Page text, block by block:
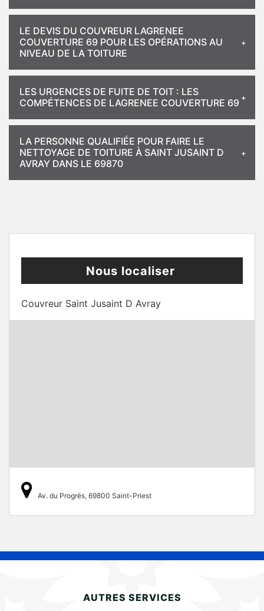
LE DEVIS DU COUVREUR LAGRENEE
COUVERTURE 69 POUR LES OPÉRATIONS AU
NIVEAU DE LA TOITURE
LES URGENCES DE FUITE DE TOIT : LES
COMPÉTENCES DE LAGRENEE COUVERTURE 69
LA PERSONNE QUALIFIÉE POUR FAIRE LE
NETTOYAGE DE TOITURE À SAINT JUSAINT D
AVRAY DANS LE 69870
Nous localiser
Couvreur Saint Jusaint D Avray
Av. du Progrès, 69800 Saint-Priest
AUTRES SERVICES